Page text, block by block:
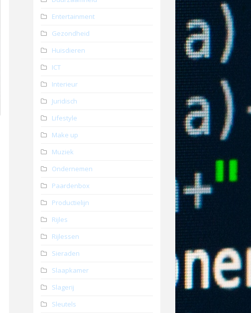
Entertainment
Gezondheid
Huisdieren
ICT
Interieur
Juridisch
Lifestyle
Make up
Muziek
Ondernemen
Paardenbox
Productielijn
Rijles
Rijlessen
Sieraden
Slaapkamer
Slagerij
Sleutels